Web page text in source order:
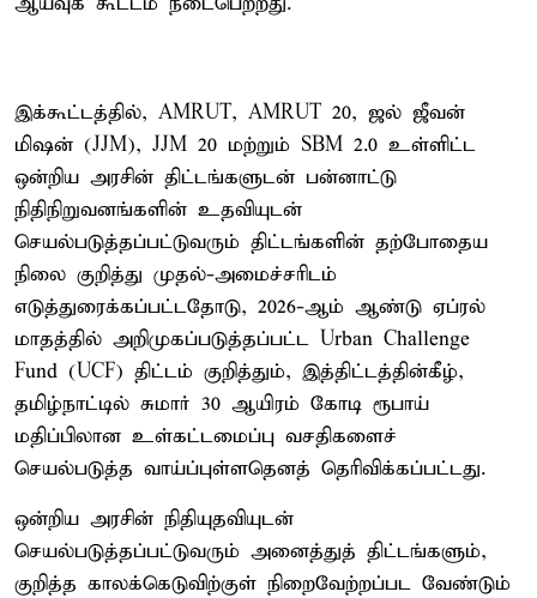
இக்கூட்டத்தில், AMRUT, AMRUT 20, ஜல் ஜீவன்
மிஷன் (JJM), JJM 20 மற்றும் SBM 2.0 உள்ளிட்ட
ஒன்றிய அரசின் திட்டங்களுடன் பன்னாட்டு
நிதிநிறுவனங்களின் உதவியுடன்
செயல்படுத்தப்பட்டுவரும் திட்டங்களின் தற்போதைய
நிலை குறித்து முதல்-அமைச்சரிடம்
எடுத்துரைக்கப்பட்டதோடு, 2026-ஆம் ஆண்டு ஏப்ரல்
மாதத்தில் அறிமுகப்படுத்தப்பட்ட Urban Challenge
Fund (UCF) திட்டம் குறித்தும், இத்திட்டத்தின்கீழ்,
தமிழ்நாட்டில் சுமார் 30 ஆயிரம் கோடி ரூபாய்
மதிப்பிலான உள்கட்டமைப்பு வசதிகளைச்
செயல்படுத்த வாய்ப்புள்ளதெனத் தெரிவிக்கப்பட்டது.
ஒன்றிய அரசின் நிதியுதவியுடன்
செயல்படுத்தப்பட்டுவரும் அனைத்துத் திட்டங்களும்,
குறித்த காலக்கெடுவிற்குள் நிறைவேற்றப்பட வேண்டும்